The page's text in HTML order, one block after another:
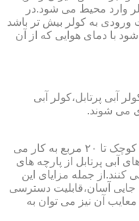
وارد محیط می شود.در
به کولر بیش تر باشد
با دمای هوایی که از آن
آبی پرتابل،کولر آبی
می شوند.
این نوع کولر ها معمولا برای فضا های کوچک تا ۲۰ مربع به کار می
آبی پرتابل از پارچه های
جمله مزایای این
جایی آسان،قابلیت دسترسی
آن نیز می توان به